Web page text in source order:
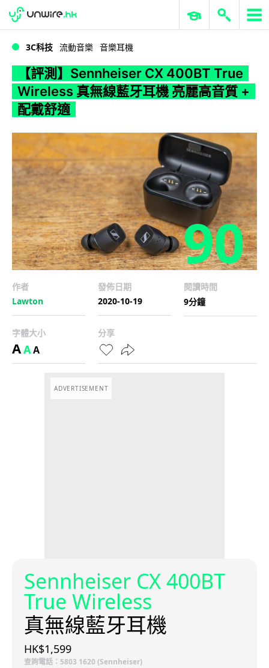
WWDC 2026 ERP 與商業 AI
3C科技 流動音樂 音樂耳機
【評測】Sennheiser CX 400BT True
Wireless 真無線藍牙耳機 亮麗高音質 +
配戴舒適
90
作者
Lawton
發佈日期
2020-10-19
閱讀時間
9分鐘
字體大小
AAA
分享
ADVERTISEMENT
Sennheiser CX 400BT
True Wireless
真無線藍牙耳機
HK$1,599
查詢電話：5803 1620 (Sennheiser)